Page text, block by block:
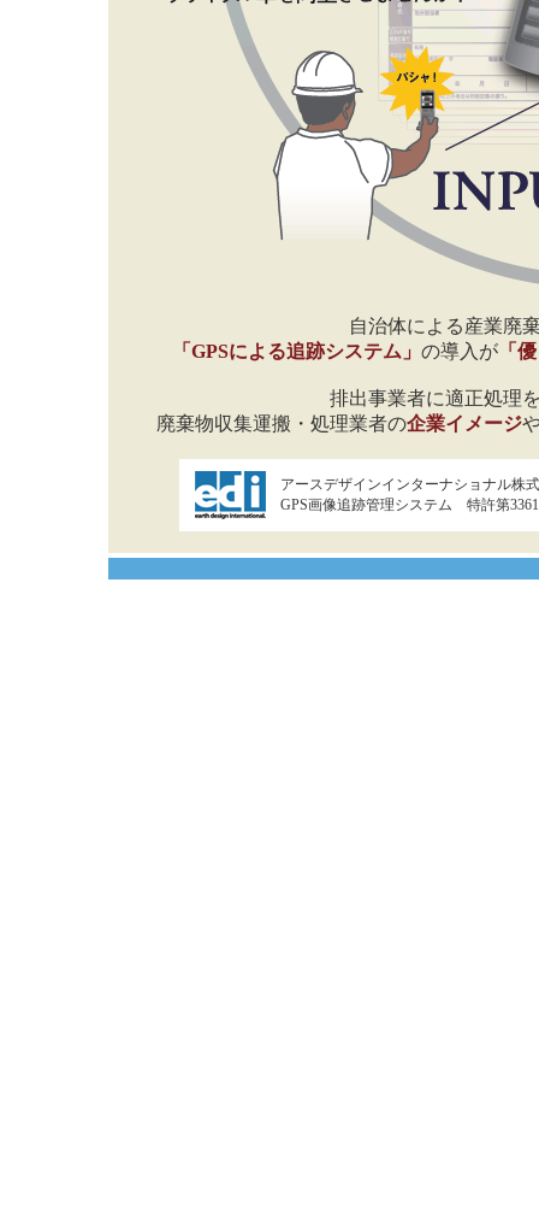
自治体による産業廃
「GPSによる追跡システム」 の導入が「
排出事業者に適正処理
廃棄物収集運搬・処理業者の企業イメージ
アースデザインインターナショナル株
GPS画像追跡管理システム 特許第